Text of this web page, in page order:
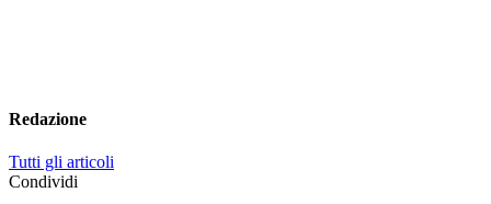
Redazione
Tutti gli articoli
Condividi